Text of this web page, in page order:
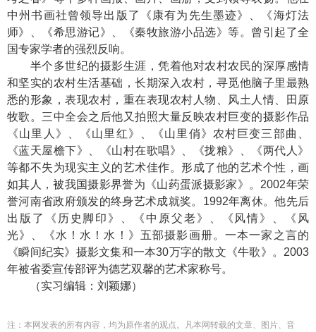
中州书画社曾领导出版了《康有为先生墨迹》、《海灯法
师》、《希思游记》、《秦牧旅游小品选》等。曾引起了全
国专家学者的强烈反响。
半个多世纪的摄影生涯，凭着他对农村农民的深厚感情
和坚实的农村生活基础，长期深入农村，寻觅他脑子里最熟
悉的形象，表现农村，重在表现农村人物、风土人情、田原
牧歌。三中全会之后他又拍照大量反映农村巨变的摄影作品
《山里人》、《山里红》、《山里俏》农村巨变三部曲、
《蓝天屋檐下》、《山村在歌唱》、《拢粮》、《两代人》
等都不失为现实主义的艺术佳作。形成了他的艺术个性，画
如其人，被我国摄影界誉为《山药蛋派摄影家》。2002年荣
誉河南省政府颁发的终身艺术成就奖。1992年离休。他先后
出版了《历史脚印》、《中原父老》、《风情》、《风
光》、《水！水！水！》五部摄影画册。一本一家之言的
《瞬间纪实》摄影文集和一本30万字的散文《牛歌》。2003
年被省委宣传部评为德艺双馨的艺术家称号。
（实习编辑：刘颖娜）
注：本网发表的所有内容，均为原作者的观点。凡本网转载的文章、图片、音